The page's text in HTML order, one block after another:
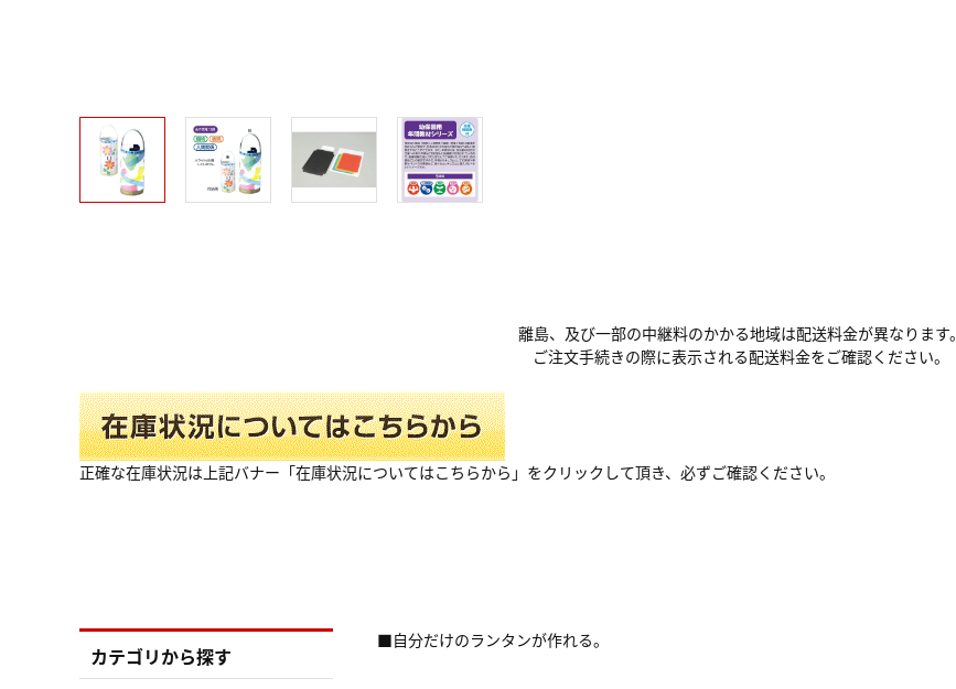
離島、及び一部の中継料のかかる地域は配送料金が異なります。
ご注文手続きの際に表示される配送料金をご確認ください。
正確な在庫状況は上記バナー「在庫状況についてはこちらから」をクリックして頂き、必ずご確認ください。
■自分だけのランタンが作れる。
カテゴリから探す